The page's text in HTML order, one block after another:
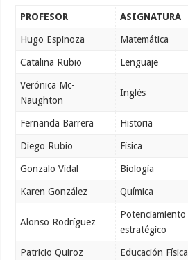
PROFESOR ASIGNATURA
Hugo Espinoza Matemática
Catalina Rubio Lenguaje
Verónica Mc-
Naughton
Inglés
Fernanda Barrera Historia
Diego Rubio Física
Gonzalo Vidal Biología
Karen González Química
Alonso Rodríguez
Potenciamiento
estratégico
Patricio Quiroz Educación Física